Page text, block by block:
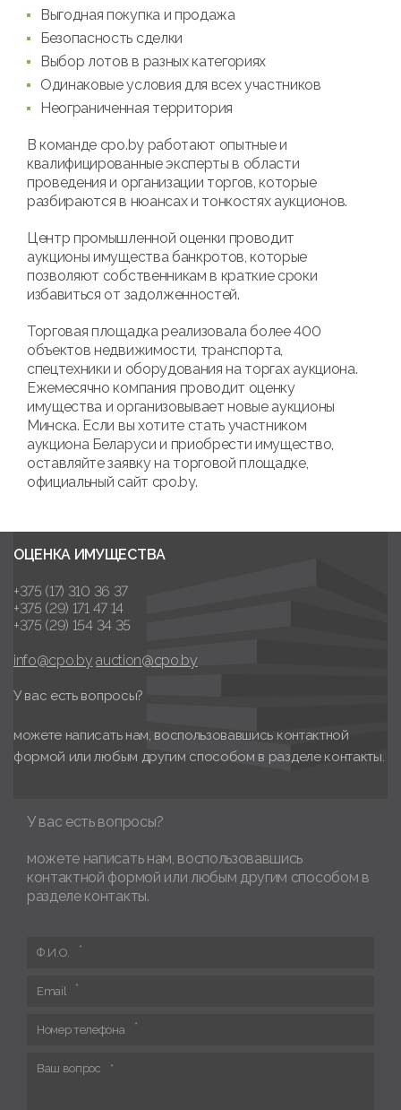
Выгодная покупка и продажа
Безопасность сделки
Выбор лотов в разных категориях
Одинаковые условия для всех участников
Неограниченная территория
В команде cpo.by работают опытные и
квалифицированные эксперты в области
проведения и организации торгов, которые
разбираются в нюансах и тонкостях аукционов.
Центр промышленной оценки проводит
аукционы имущества банкротов, которые
позволяют собственникам в краткие сроки
избавиться от задолженностей.
Торговая площадка реализовала более 400
объектов недвижимости, транспорта,
спецтехники и оборудования на торгах аукциона.
Ежемесячно компания проводит оценку
имущества и организовывает новые аукционы
Минска. Если вы хотите стать участником
аукциона Беларуси и приобрести имущество,
оставляйте заявку на торговой площадке,
официальный сайт cpo.by.
ОЦЕНКА ИМУЩЕСТВА
+375 (17) 310 36 37
+375 (29) 171 47 14
+375 (29) 154 34 35
info@cpo.by auction@cpo.by
У вас есть вопросы?
можете написать нам, воспользовавшись контактной
формой или любым другим способом в разделе контакты.
У вас есть вопросы?
можете написать нам, воспользовавшись
контактной формой или любым другим способом в
разделе контакты.
Ф.И.О.
Email
Номер телефона
Ваш вопрос